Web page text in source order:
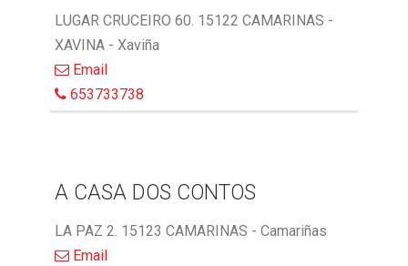
LUGAR CRUCEIRO 60. 15122 CAMARINAS -
XAVINA - Xaviña
Email
653733738
A CASA DOS CONTOS
LA PAZ 2. 15123 CAMARINAS - Camariñas
Email